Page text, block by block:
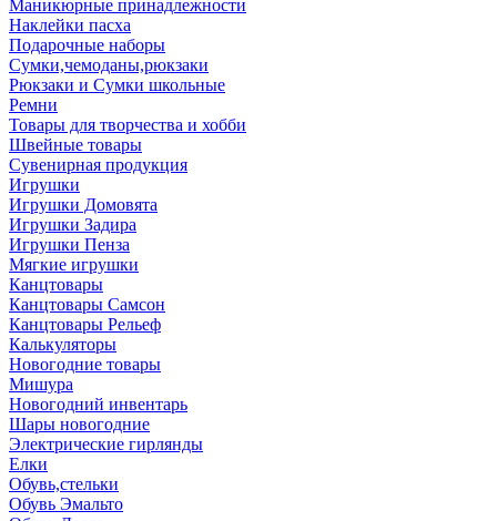
Маникюрные принадлежности
Наклейки пасха
Подарочные наборы
Сумки,чемоданы,рюкзаки
Рюкзаки и Сумки школьные
Ремни
Товары для творчества и хобби
Швейные товары
Сувенирная продукция
Игрушки
Игрушки Домовята
Игрушки Задира
Игрушки Пенза
Мягкие игрушки
Канцтовары
Канцтовары Самсон
Канцтовары Рельеф
Калькуляторы
Новогодние товары
Мишура
Новогодний инвентарь
Шары новогодние
Электрические гирлянды
Елки
Обувь,стельки
Обувь Эмальто